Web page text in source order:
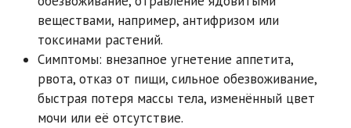
веществами, например, антифризом или
токсинами растений.
Симптомы: внезапное угнетение аппетита,
рвота, отказ от пищи, сильное обезвоживание,
быстрая потеря массы тела, изменённый цвет
мочи или её отсутствие.